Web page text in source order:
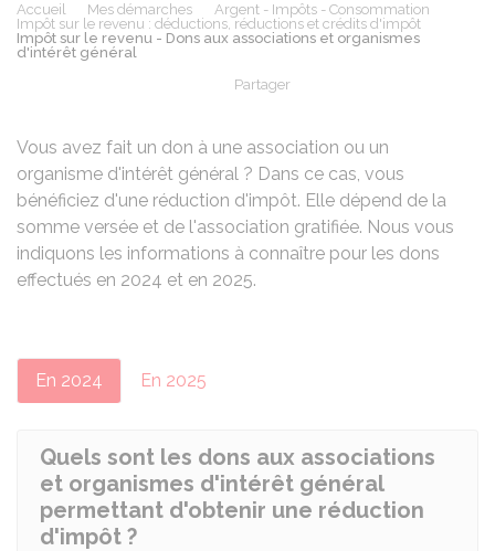
Accueil Mes démarches
Argent - Impôts - Consommation
Impôt sur le revenu : déductions, réductions et crédits d'impôt
Impôt sur le revenu - Dons aux associations et organismes
d'intérêt général
Partager
Vous avez fait un don à une association ou un
organisme d'intérêt général ? Dans ce cas, vous
bénéficiez d'une réduction d'impôt. Elle dépend de la
somme versée et de l'association gratifiée. Nous vous
indiquons les informations à connaître pour les dons
effectués en 2024 et en 2025.
En 2024 En 2025
Quels sont les dons aux associations
et organismes d'intérêt général
permettant d'obtenir une réduction
d'impôt ?